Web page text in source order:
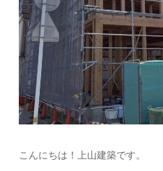
こんにちは！上山建築です。